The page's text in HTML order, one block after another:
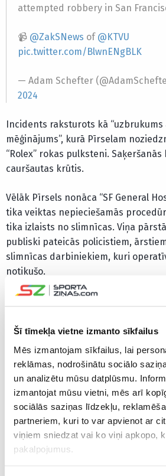
Šī tīmekļa vietne izmanto sīkfailus
Mēs izmantojam sīkfailus, lai
reklāmas, nodrošinātu sociālo
un analizētu mūsu datplūsmu.
izmantojat mūsu vietni, mēs arī
sociālās saziņas līdzekļu,
partneriem, kuri to var apvienot ar
viņiem sniedzat vai ko viņi apkopo,
pakalpojumus.
attempted robbery in San
📹 @ZakSNews of @KTVU
pic.twitter.com/BlwnENgBLK
— Adam Schefter
2024
Incidents raksturots kā
mēģinājums”, kurā Pīrselam
“Rolex” rokas pulksteni.
cauršautas krūtis.
Vēlāk Pīrsels nonāca “SF General
tika veiktas nepieciešamās
tika izlaists no slimnīcas. Viņa
publiski pateicās policistiem,
slimnīcas darbiniekiem, kuri
notikušo.
An update on Ricky Pearsall.
pic.twitter.com/aoF2s9Ztcm
— San Francisco 49ers (@49ers)
CITAS ZIŅAS NO ŠĪS KATEGORIJAS